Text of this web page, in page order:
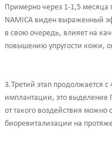
Примерно через 1-1,5 месяца
NAMICA виден выраженный
в свою очередь, влияет на
повышению упругости кожи,
3.Третий этап продолжается
имплантации, это выделение
от такого воздействия
биоревитализации на